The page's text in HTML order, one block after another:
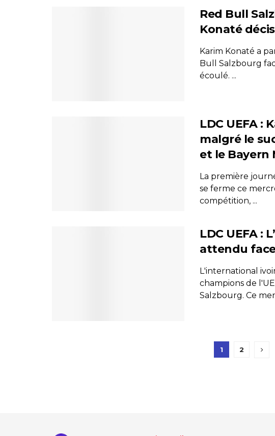
Red Bull
Konaté
Karim Konaté a
Bull Salzbourg
écoulé. ...
LDC UEFA :
malgré le
et le Bayern
La première
se ferme ce
compétition, ...
LDC UEFA :
attendu
L'international
champions de
Salzbourg. Ce
1 2